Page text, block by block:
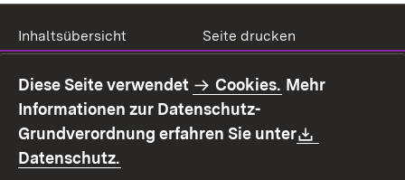
Inhaltsübersicht
Seite drucken
Benutzungshinweise
Erklärung zur
Barrierefreiheit
Kontakt
Fehlerhaften Link melden
Diese Seite verwendet Cookies. Mehr
Informationen zur Datenschutz-
Grundverordnung erfahren Sie unter
Datenschutz.